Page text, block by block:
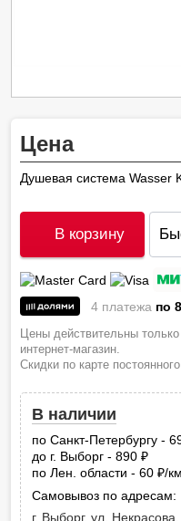
Цена
Душевая система Wasser
В корзину
4 платежа по
Цены действительны
интернет-магазин.
Скидки по карте
В наличии
по Санкт-Петербургу -
до г. Выборг - 890
по Лен. области - 60
/км
Самовывоз по адресам:
г. Выборг, ул.